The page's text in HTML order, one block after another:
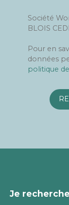
Société
BLOIS
Pour en
données
politique
Je